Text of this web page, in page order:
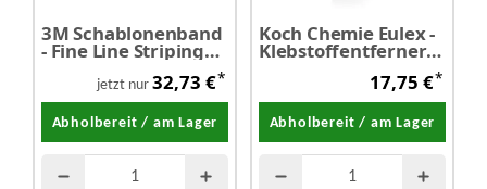
3M Schablonenband
- Fine Line Striping
jetzt nur 32,73 €*
Abholbereit / am Lager
Koch Chemie Eulex -
Klebstoffentferner
17,75 €*
Abholbereit / am Lager